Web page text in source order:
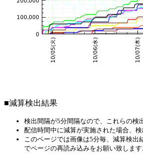
■減算検出結果
検出間隔が5分間隔なので、これらの検
配信時間中に減算が実施された場合、
このページでは画像は5分毎、減算検
でページの再読み込みをお願い致します